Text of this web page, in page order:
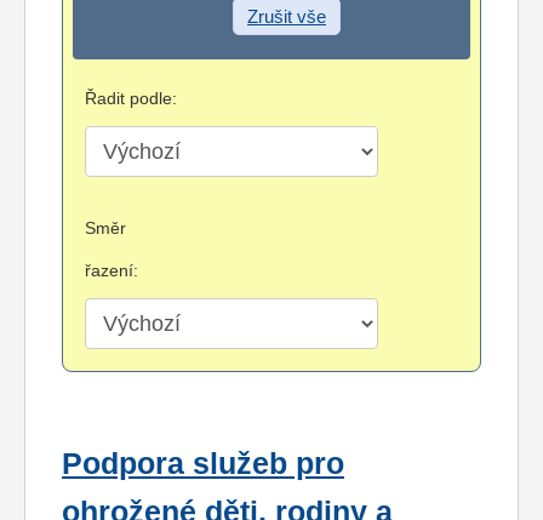
Zrušit vše
Řadit podle:
Směr
řazení:
Podpora služeb pro
ohrožené děti, rodiny a